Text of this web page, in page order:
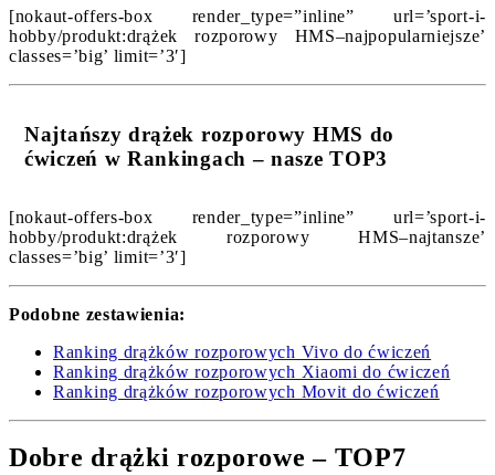
[nokaut-offers-box render_type=”inline” url=’sport-i-
hobby/produkt:drążek rozporowy HMS–najpopularniejsze’
classes=’big’ limit=’3′]
Najtańszy drążek rozporowy HMS do
ćwiczeń w Rankingach – nasze TOP3
[nokaut-offers-box render_type=”inline” url=’sport-i-
hobby/produkt:drążek rozporowy HMS–najtansze’
classes=’big’ limit=’3′]
Podobne zestawienia:
Ranking drążków rozporowych Vivo do ćwiczeń
Ranking drążków rozporowych Xiaomi do ćwiczeń
Ranking drążków rozporowych Movit do ćwiczeń
Dobre drążki rozporowe – TOP7